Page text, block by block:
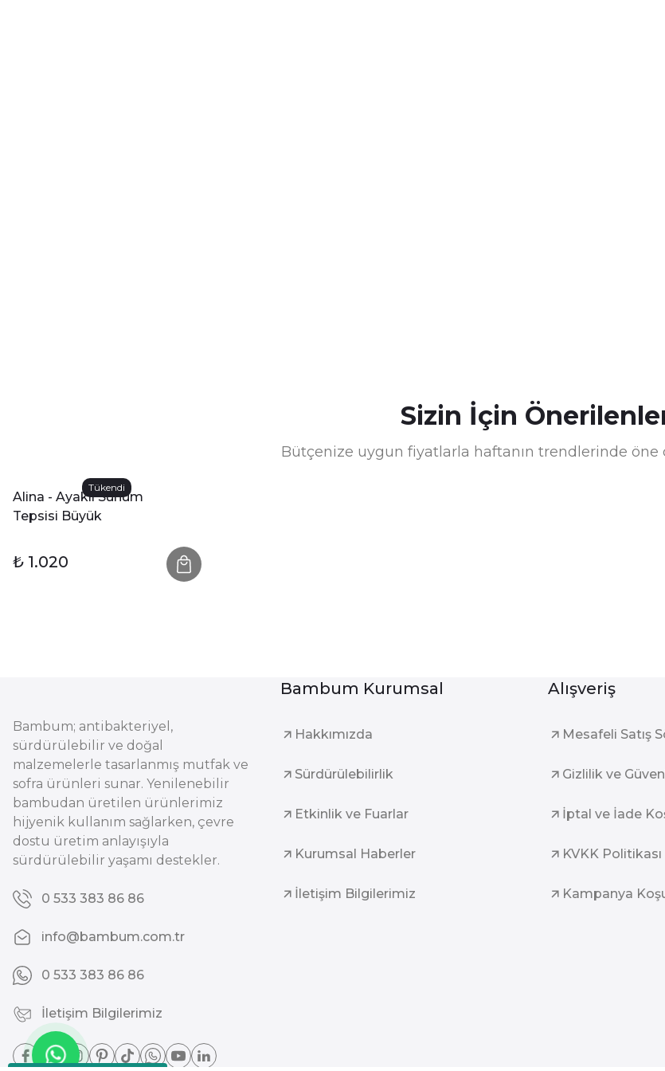
Sizin İçin
Bütçenize uygun fiyatlarla haftanın trendlerinde öne
Tükendi
Alina - Ayaklı Sunum
Tepsisi Büyük
₺ 1.020
Bambum; antibakteriyel,
sürdürülebilir ve doğal
malzemelerle tasarlanmış mutfak ve
sofra ürünleri sunar. Yenilenebilir
bambudan üretilen ürünlerimiz
hijyenik kullanım sağlarken, çevre
dostu üretim anlayışıyla
sürdürülebilir yaşamı destekler.
0 533 383 86 86
info@bambum.com.tr
0 533 383 86 86
İletişim Bilgilerimiz
Bambum Kurumsal
Hakkımızda
Sürdürülebilirlik
Etkinlik ve Fuarlar
Kurumsal Haberler
İletişim Bilgilerimiz
Alışveriş
Mesafeli Satış
Gizlilik ve
İptal ve İade
KVKK Politikası
Kampanya